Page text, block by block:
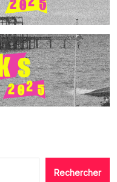
Rechercher